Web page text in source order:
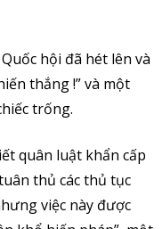
hội đã hét lên và
thắng !” và một
trống.
quân luật khẩn cấp
thủ các thủ tục
việc này được